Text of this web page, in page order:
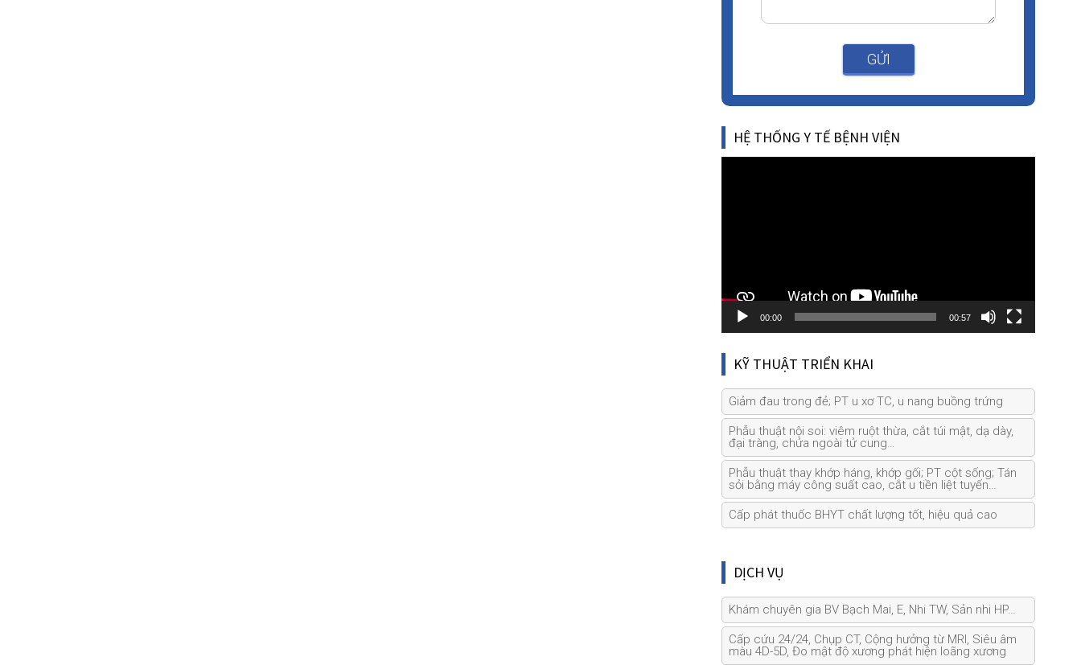
GỬI
HỆ THỐNG Y TẾ BỆNH VIỆN
Video
00:00 00:57
KỸ THUẬT TRIỂN KHAI
Giảm đau trong đẻ; PT u xơ TC, u nang buồng trứng
Phẫu thuật nội soi: viêm ruột thừa, cắt túi mật, dạ dày,
đại tràng, chửa ngoài tử cung…
Phẫu thuật thay khớp háng, khớp gối; PT cột sống; Tán
sỏi bằng máy công suất cao, cắt u tiền liệt tuyến…
Cấp phát thuốc BHYT chất lượng tốt, hiệu quả cao
DỊCH VỤ
Khám chuyên gia BV Bạch Mai, E, Nhi TW, Sản nhi HP…
Cấp cứu 24/24, Chụp CT, Cộng hưởng từ MRI, Siêu âm
màu 4D-5D, Đo mật độ xương phát hiện loãng xương